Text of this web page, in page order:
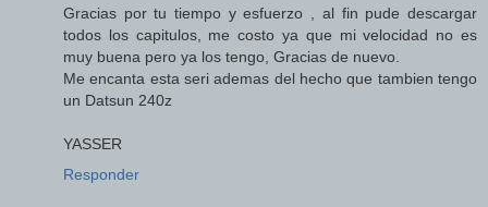
Gracias por tu tiempo y esfuerzo , al fin pude descargar
todos los capitulos, me costo ya que mi velocidad no es
muy buena pero ya los tengo, Gracias de nuevo.
Me encanta esta seri ademas del hecho que tambien tengo
un Datsun 240z
YASSER
Responder